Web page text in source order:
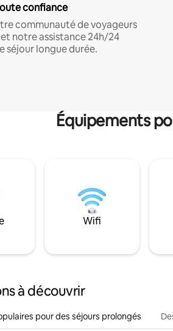
confiance
communauté de voyageurs
notre assistance 24h/24
séjour longue durée.
Équipements
Wifi
à découvrir
pour des séjours prolongés